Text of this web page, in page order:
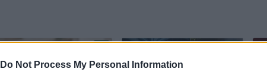
Do Not Process My Personal Information